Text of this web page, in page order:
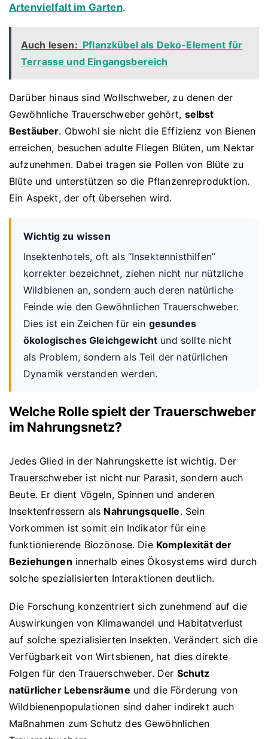
Artenvielfalt im Garten.
Auch lesen: Pflanzkübel als Deko-Element für
Terrasse und Eingangsbereich
Darüber hinaus sind Wollschweber, zu denen der
Gewöhnliche Trauerschweber gehört, selbst
Bestäuber. Obwohl sie nicht die Effizienz von Bienen
erreichen, besuchen adulte Fliegen Blüten, um Nektar
aufzunehmen. Dabei tragen sie Pollen von Blüte zu
Blüte und unterstützen so die Pflanzenreproduktion.
Ein Aspekt, der oft übersehen wird.
Wichtig zu wissen
Insektenhotels, oft als “Insektennisthilfen”
korrekter bezeichnet, ziehen nicht nur nützliche
Wildbienen an, sondern auch deren natürliche
Feinde wie den Gewöhnlichen Trauerschweber.
Dies ist ein Zeichen für ein gesundes
ökologisches Gleichgewicht und sollte nicht
als Problem, sondern als Teil der natürlichen
Dynamik verstanden werden.
Welche Rolle spielt der Trauerschweber
im Nahrungsnetz?
Jedes Glied in der Nahrungskette ist wichtig. Der
Trauerschweber ist nicht nur Parasit, sondern auch
Beute. Er dient Vögeln, Spinnen und anderen
Insektenfressern als Nahrungsquelle. Sein
Vorkommen ist somit ein Indikator für eine
funktionierende Biozönose. Die Komplexität der
Beziehungen innerhalb eines Ökosystems wird durch
solche spezialisierten Interaktionen deutlich.
Die Forschung konzentriert sich zunehmend auf die
Auswirkungen von Klimawandel und Habitatverlust
auf solche spezialisierten Insekten. Verändert sich die
Verfügbarkeit von Wirtsbienen, hat dies direkte
Folgen für den Trauerschweber. Der Schutz
natürlicher Lebensräume und die Förderung von
Wildbienenpopulationen sind daher indirekt auch
Maßnahmen zum Schutz des Gewöhnlichen